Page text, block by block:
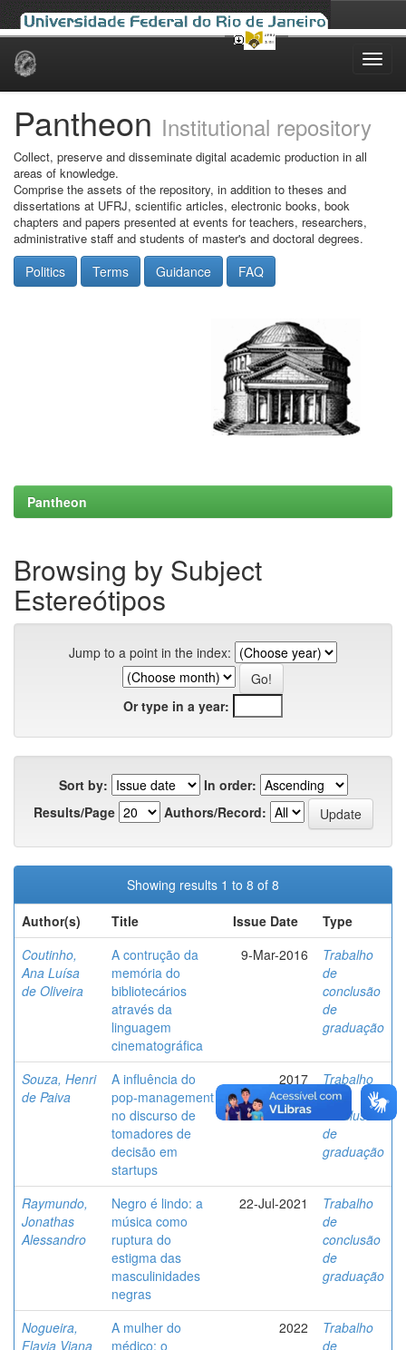
Skip
Pantheon Institutional repository
Collect, preserve and disseminate digital academic production in all
areas of knowledge.
Comprise the assets of the repository, in addition to theses and
dissertations at UFRJ, scientific articles, electronic books, book
chapters and papers presented at events for teachers, researchers,
administrative staff and students of master's and doctoral degrees.
Politics Terms Guidance FAQ
Pantheon
Browsing by Subject
Estereótipos
Jump to a point in the index:
Or type in a year:
Sort by:
In order:
Results/Page
Authors/Record:
Showing results 1 to 8 of 8
Author(s)
Title Issue Date
Type
Coutinho,
Ana Luísa
de Oliveira
A contrução da
memória do
bibliotecários
através da
linguagem
cinematográfica
9-Mar-2016
Trabalho
de
conclusão
de
graduação
Souza, Henri
de Paiva
A influência do
pop-management
no discurso de
tomadores de
decisão em
startups
2017
Trabalho
de
conclusão
de
graduação
Raymundo,
Jonathas
Alessandro
Negro é lindo: a
música como
ruptura do
estigma das
masculinidades
negras
22-Jul-2021
Trabalho
de
conclusão
de
graduação
Nogueira,
Flavia Viana
A mulher do
médico: o
2022
Trabalho
de